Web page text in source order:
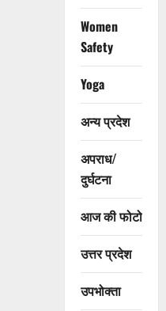
Women
Safety
Yoga
अन्य प्रदेश
अपराध/
दुर्घटना
आज की फोटो
उत्तर प्रदेश
उपभोक्ता